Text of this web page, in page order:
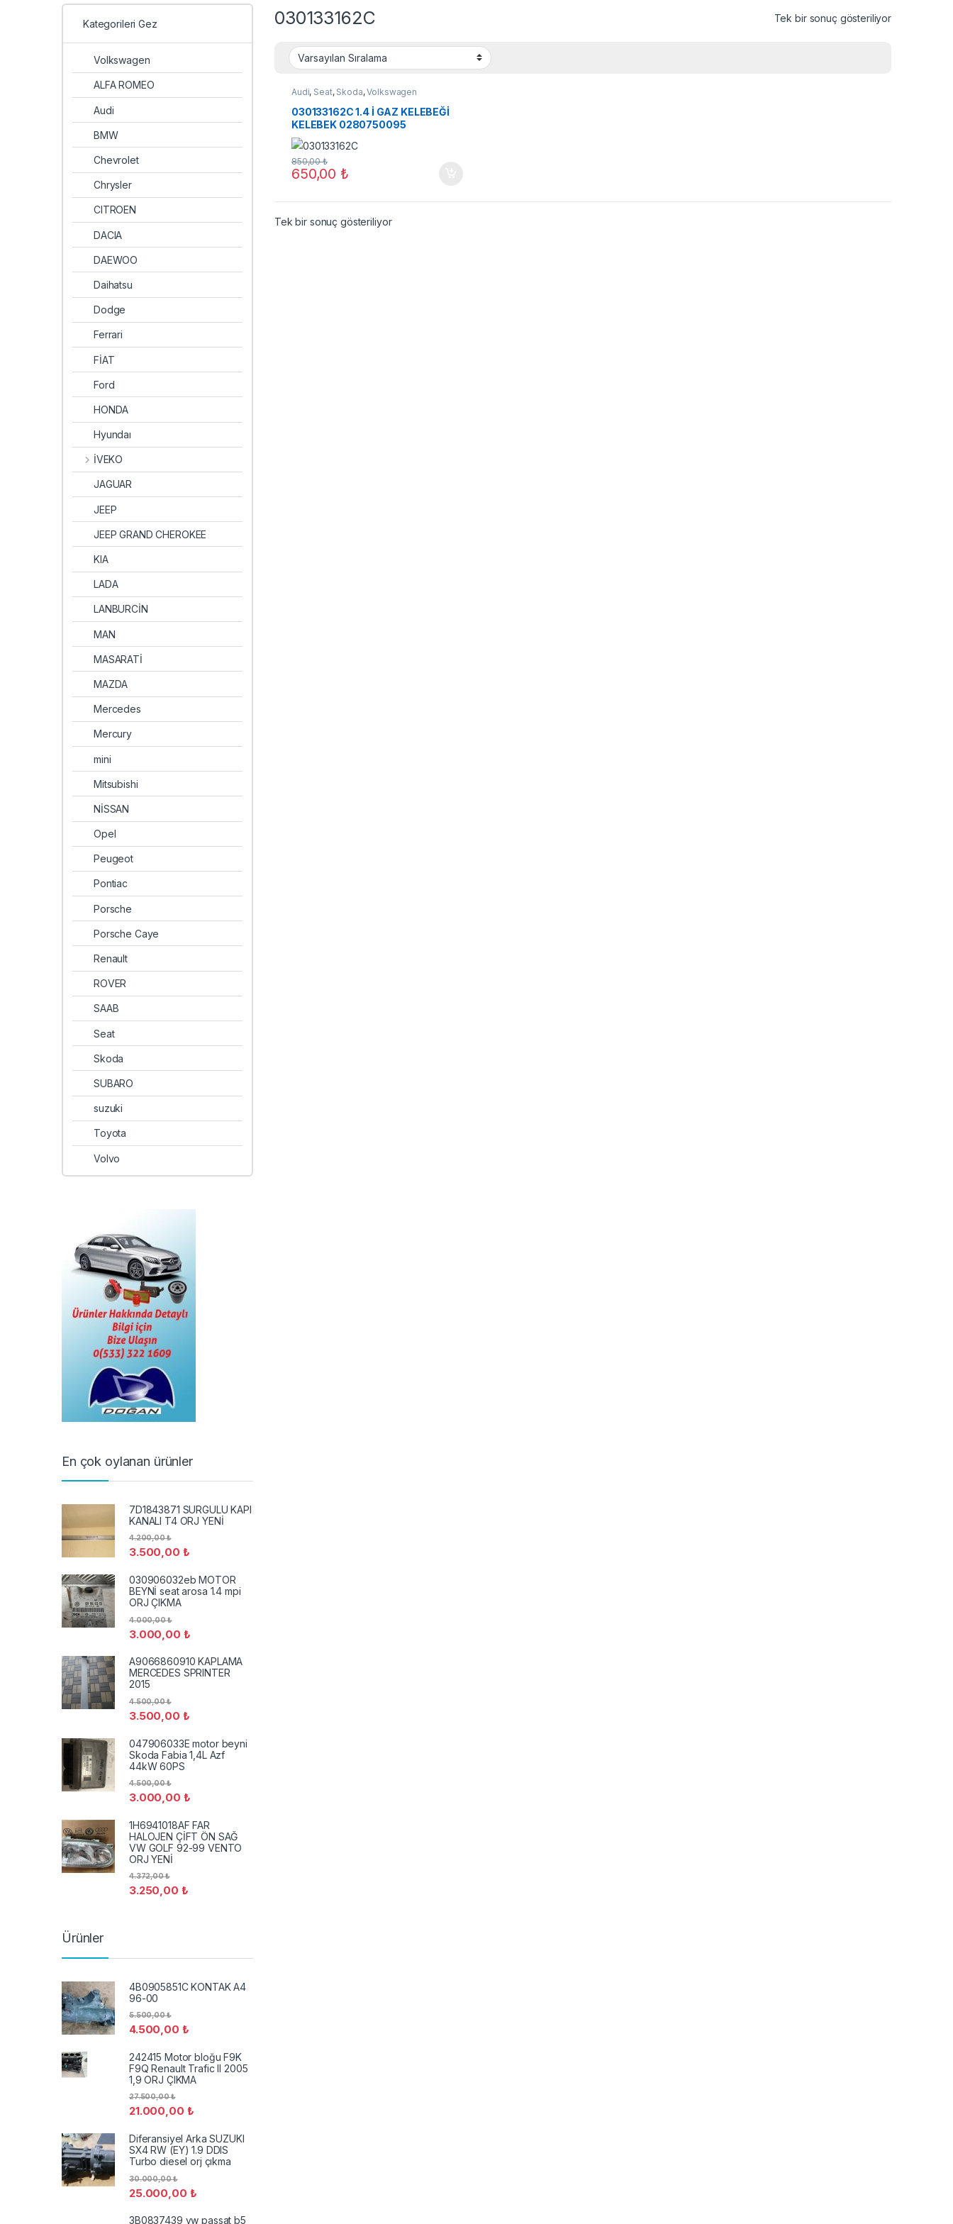
030133162C Tek bir sonuç gösteriliyor
Audi, Seat, Skoda,Volkswagen
030133162C 1.4 İ GAZ KELEBEĞİ
KELEBEK 0280750095
650,00 ₺
850,00₺
Tek bir sonuç gösteriliyor
Kategorileri Gez
Volkswagen
ALFA ROMEO
Audi
BMW
Chevrolet
Chrysler
CITROEN
DACIA
DAEWOO
Daihatsu
Dodge
Ferrari
FİAT
Ford
HONDA
Hyundaı
İVEKO
JAGUAR
JEEP
JEEP GRAND CHEROKEE
KIA
LADA
LANBURCİN
MAN
MASARATİ
MAZDA
Mercedes
Mercury
mini
Mitsubishi
NİSSAN
Opel
Peugeot
Pontiac
Porsche
Porsche Caye
Renault
ROVER
SAAB
Seat
Skoda
SUBARO
suzuki
Toyota
Volvo
En çok oylanan ürünler
7D1843871 SURGULU KAPI
KANALI T4 ORJ YENİ
3.500,00 ₺
4.200,00₺
030906032eb MOTOR
BEYNİ seat arosa 1.4 mpi
ORJ ÇIKMA
3.000,00 ₺
4.000,00₺
A9066860910 KAPLAMA
MERCEDES SPRINTER
2015
3.500,00 ₺
4.500,00₺
047906033E motor beyni
Skoda Fabia 1,4L Azf
44kW 60PS
3.000,00 ₺
4.500,00₺
1H6941018AF FAR
HALOJEN ÇİFT ÖN SAĞ
VW GOLF 92-99 VENTO
ORJ YENİ
3.250,00 ₺
4.372,00₺
Ürünler
4B0905851C KONTAK A4
96-00
4.500,00 ₺
5.500,00₺
242415 Motor bloğu F9K
F9Q Renault Trafic II 2005
1,9 ORJ ÇIKMA
21.000,00 ₺
27.500,00₺
Diferansiyel Arka SUZUKI
SX4 RW (EY) 1.9 DDIS
Turbo diesel orj çıkma
25.000,00 ₺
30.000,00₺
3B0837439 vw passat b5